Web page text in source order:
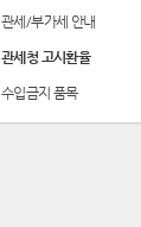
관세/부가세 안내
관세청 고시환율
수입금지 품목